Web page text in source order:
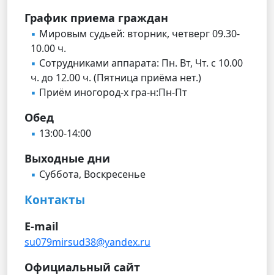
График приема граждан
Мировым судьей: вторник, четверг 09.30-
10.00 ч.
Сотрудниками аппарата: Пн. Вт, Чт. с 10.00
ч. до 12.00 ч. (Пятница приёма нет.)
Приём иногород-х гра-н:Пн-Пт
Обед
13:00-14:00
Выходные дни
Суббота, Воскресенье
Контакты
E-mail
su079mirsud38@yandex.ru
Официальный сайт